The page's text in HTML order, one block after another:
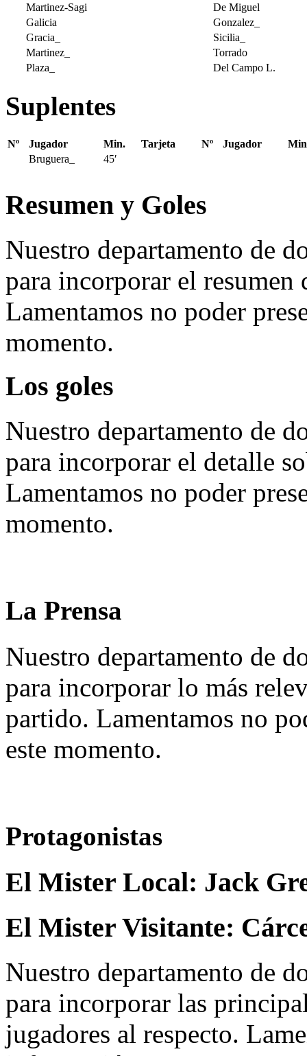
Martinez-Sagi
De Miguel
Galicia
Gonzalez_
Gracia_
Sicilia_
Martinez_
Torrado
Plaza_
Del Campo L.
Suplentes
Nº Jugador Min. Tarjeta Nº Jugador
Bruguera_
45′
Resumen y Goles
Nuestro departamento de
para incorporar el
Lamentamos no poder
momento.
Los goles
Nuestro departamento de
para incorporar el detalle
Lamentamos no poder
momento.
La Prensa
Nuestro departamento de
para incorporar lo más
partido. Lamentamos no
este momento.
Protagonistas
El Mister Local: Jack
El Mister Visitante:
Nuestro departamento de
para incorporar las
jugadores al respecto.